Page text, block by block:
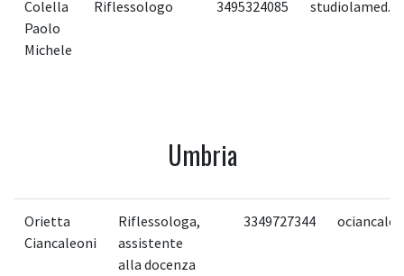
Colella
Paolo
Michele
Riflessologo 3495324085
Umbria
Orietta
Ciancaleoni
Riflessologa,
assistente
alla docenza
3349727344